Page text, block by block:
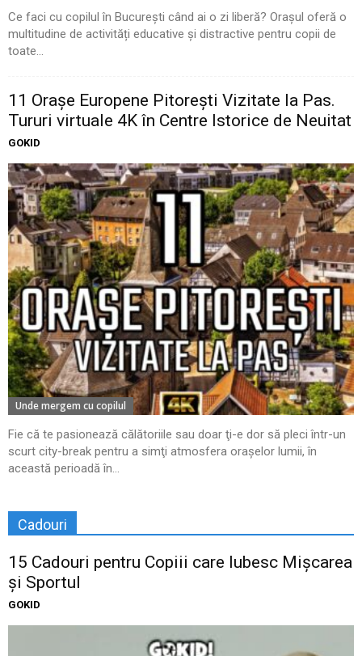
Ce faci cu copilul în București când ai o zi liberă? Orașul oferă o
multitudine de activități educative și distractive pentru copii de
toate...
11 Oraşe Europene Pitoreşti Vizitate la Pas.
Tururi virtuale 4K în Centre Istorice de Neuitat
GOKID
Unde mergem cu copilul
Fie că te pasionează călătoriile sau doar ţi-e dor să pleci într-un
scurt city-break pentru a simţi atmosfera oraşelor lumii, în
această perioadă în...
Cadouri
15 Cadouri pentru Copiii care Iubesc Mișcarea
și Sportul
GOKID